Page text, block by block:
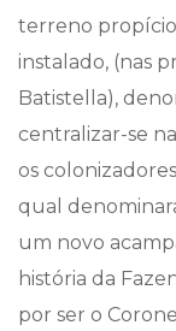
terreno
instalado, (nas
Batistella),
centralizar-se
os
qual
um novo
história da
por ser o